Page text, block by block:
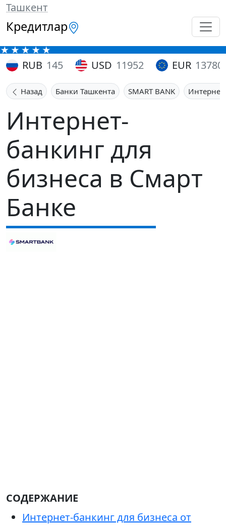
Ташкент
Кредитлар
RUB 145 USD 11952 EUR 13780
Назад Банки Ташкента SMART BANK
Интернет-
банкинг для
бизнеса в Смарт
Банке
СОДЕРЖАНИЕ
Интернет-банкинг для бизнеса от